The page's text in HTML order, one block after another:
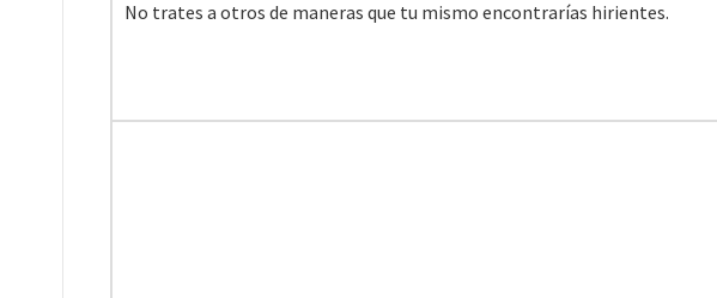
No trates a otros de maneras que tu mismo encontrarías hirientes.